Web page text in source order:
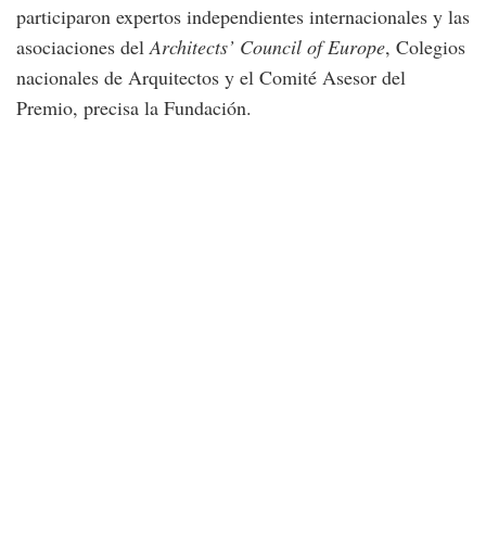
participaron expertos independientes internacionales y las
asociaciones delArchitects’ Council of Europe, Colegios
nacionales de Arquitectos y el Comité Asesor del
Premio, precisa la Fundación.